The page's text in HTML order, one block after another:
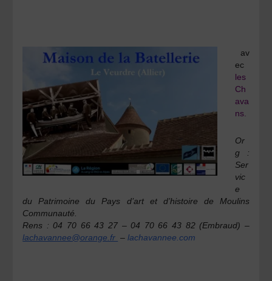
av
ec
les
Ch
ava
ns.
Or
g :
Ser
vic
e
du Patrimoine du Pays d’art et d’histoire de Moulins
Communauté.
Rens : 04 70 66 43 27 – 04 70 66 43 82 (Embraud) –
lachavannee@orange.fr –lachavannee.com